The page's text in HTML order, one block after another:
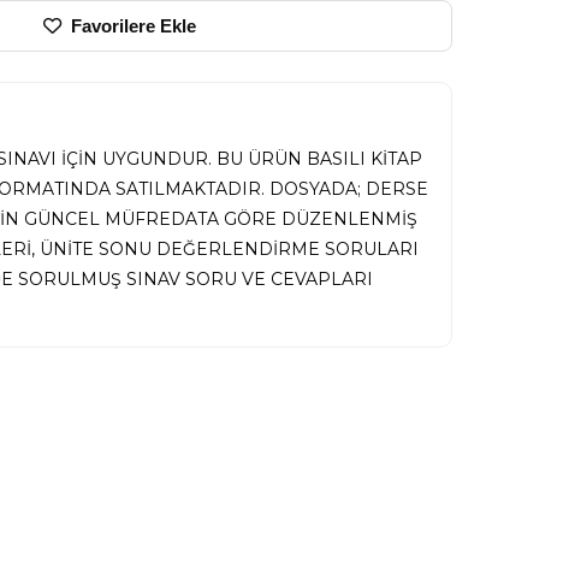
Favorilere Ekle
İÇİN UYGUNDUR. BU ÜRÜN BASILI KİTAP
SATILMAKTADIR. DOSYADA; DERSE
GÜNCEL MÜFREDATA GÖRE DÜZENLENMİŞ
ÜNİTE SONU DEĞERLENDİRME SORULARI
SORULMUŞ SINAV SORU VE CEVAPLARI